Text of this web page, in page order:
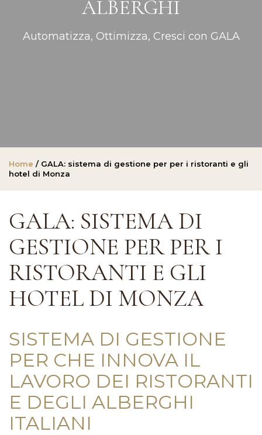
ALBERGHI
Automatizza, Ottimizza, Cresci con GALA
Home / GALA: sistema di gestione per per i ristoranti e gli
hotel di Monza
GALA: SISTEMA DI
GESTIONE PER PER I
RISTORANTI E GLI
HOTEL DI MONZA
SISTEMA DI GESTIONE
PER CHE INNOVA IL
LAVORO DEI RISTORANTI
E DEGLI ALBERGHI
ITALIANI